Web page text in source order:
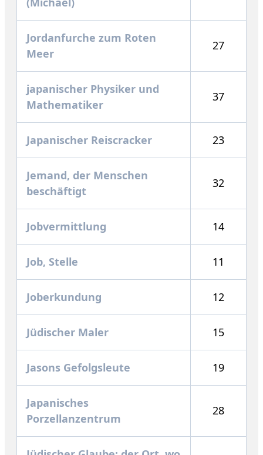
Jordanfurche zum Roten
Meer
27
japanischer Physiker und
Mathematiker
37
Japanischer Reiscracker 23
Jemand, der Menschen
beschäftigt
32
Jobvermittlung 14
Job, Stelle 11
Joberkundung 12
Jüdischer Maler 15
Jasons Gefolgsleute 19
Japanisches
Porzellanzentrum
28